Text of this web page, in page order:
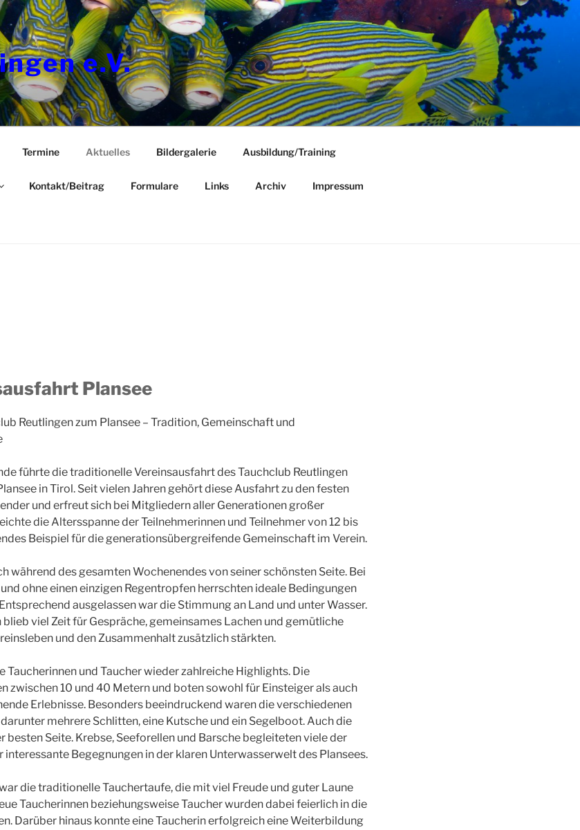
e.V.
Termine Aktuelles Bildergalerie Ausbildung/Training
Kontakt/Beitrag Formulare Links Archiv Impressum
Plansee
Reutlingen zum Plansee – Tradition, Gemeinschaft und
führte die traditionelle Vereinsausfahrt des Tauchclub Reutlingen
in Tirol. Seit vielen Jahren gehört diese Ausfahrt zu den festen
und erfreut sich bei Mitgliedern aller Generationen großer
die Altersspanne der Teilnehmerinnen und Teilnehmer von 12 bis
Beispiel für die generationsübergreifende Gemeinschaft im Verein.
während des gesamten Wochenendes von seiner schönsten Seite. Bei
ohne einen einzigen Regentropfen herrschten ideale Bedingungen
ausgelassen war die Stimmung an Land und unter Wasser.
viel Zeit für Gespräche, gemeinsames Lachen und gemütliche
und den Zusammenhalt zusätzlich stärkten.
Taucherinnen und Taucher wieder zahlreiche Highlights. Die
zwischen 10 und 40 Metern und boten sowohl für Einsteiger als auch
Erlebnisse. Besonders beeindruckend waren die verschiedenen
mehrere Schlitten, eine Kutsche und ein Segelboot. Auch die
besten Seite. Krebse, Seeforellen und Barsche begleiteten viele der
Begegnungen in der klaren Unterwasserwelt des Plansees.
die traditionelle Tauchertaufe, die mit viel Freude und guter Laune
Taucherinnen beziehungsweise Taucher wurden dabei feierlich in die
Darüber hinaus konnte eine Taucherin erfolgreich eine Weiterbildung